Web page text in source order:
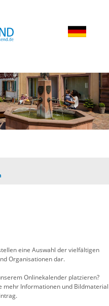
eine Auswahl der vielfältigen
Organisationen dar.
Onlinekalender platzieren?
mehr Informationen und Bildmaterial